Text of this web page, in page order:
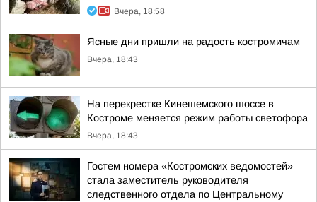
Вчера, 18:58
Ясные дни пришли на радость костромичам
Вчера, 18:43
На перекрестке Кинешемского шоссе в
Костроме меняется режим работы светофора
Вчера, 18:43
Гостем номера «Костромских ведомостей»
стала заместитель руководителя
следственного отдела по Центральному